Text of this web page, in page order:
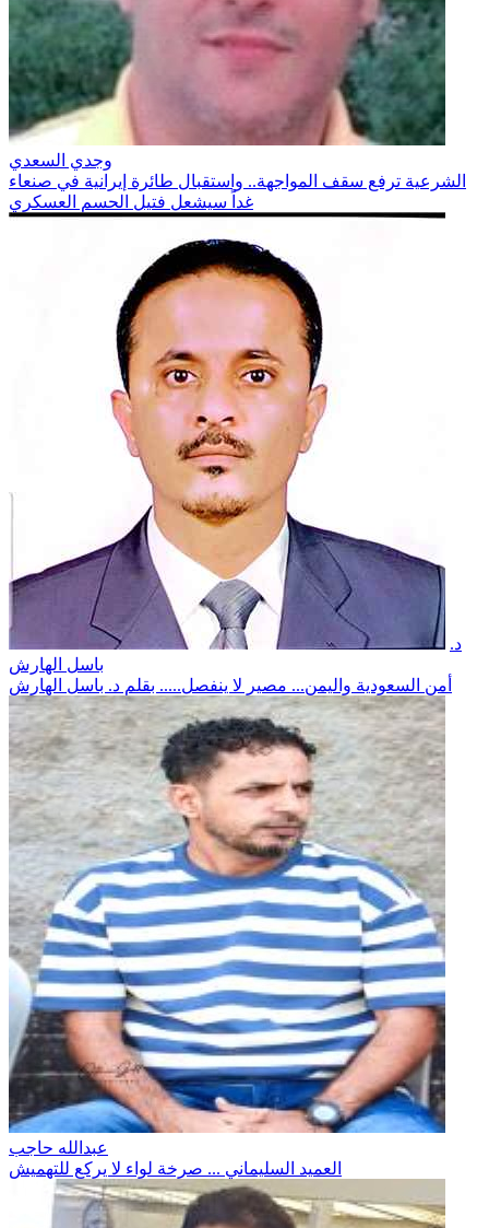
وجدي السعدي
الشرعية ترفع سقف المواجهة.. واستقبال طائرة إيرانية في صنعاء
غداً سيشعل فتيل الحسم العسكري
د.
باسل الهارش
أمن السعودية واليمن... مصير لا ينفصل..... بقلم د. باسل الهارش
عبدالله حاجب
العميد السليماني ... صرخة لواء لا يركع للتهميش